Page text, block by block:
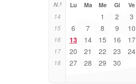
N.º Lu Ma Me Gi Ve
14 1 2 3
15 6 7 8 9 10
16 13 14 15 16 17
17 20 21 22 23 24
18 27 28 29 30